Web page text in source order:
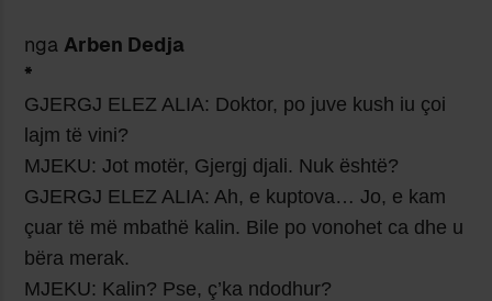
ngaArben Dedja
*
GJERGJ ELEZ ALIA: Doktor, po juve kush iu çoi
lajm të vini?
MJEKU: Jot motër, Gjergj djali. Nuk është?
GJERGJ ELEZ ALIA: Ah, e kuptova… Jo, e kam
çuar të më mbathë kalin. Bile po vonohet ca dhe u
bëra merak.
MJEKU: Kalin? Pse, ç’ka ndodhur?